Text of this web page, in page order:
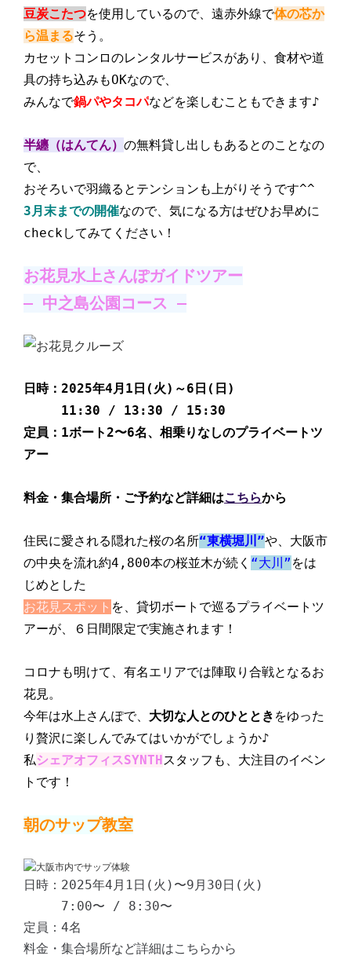
豆炭こたつを使用しているので、遠赤外線で体の芯か
ら温まるそう。
カセットコンロのレンタルサービスがあり、食材や道
具の持ち込みもOKなので、
みんなで鍋パやタコパなどを楽しむこともできます♪
半纏（はんてん） の無料貸し出しもあるとのことなの
で、
おそろいで羽織るとテンションも上がりそうです^^
3月末までの開催なので、気になる方はぜひお早めに
checkしてみてください！
お花見水上さんぽガイドツアー
– 中之島公園コース –
日時：2025年4月1日(火)～6日(日)
11:30 / 13:30 / 15:30
定員：1ボート2〜6名、相乗りなしのプライベートツ
アー
料金・集合場所・ご予約など詳細はこちらから
住民に愛される隠れた桜の名所“東横堀川”や、大阪市
の中央を流れ約4,800本の桜並木が続く “大川” をは
じめとした
お花見スポット を、貸切ボートで巡るプライベートツ
アーが、６日間限定で実施されます！
コロナも明けて、有名エリアでは陣取り合戦となるお
花見。
今年は水上さんぽで、 大切な人とのひととき をゆった
り贅沢に楽しんでみてはいかがでしょうか♪
私シェアオフィスSYNTHスタッフも、大注目のイベン
トです！
朝のサップ教室
日時：2025年4月1日(火)〜9月30日(火)
7:00〜 / 8:30〜
定員：4名
料金・集合場所など詳細はこちらから